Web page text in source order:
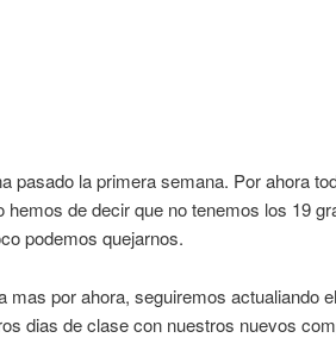
pasado la primera semana. Por ahora
hemos de decir que no tenemos los 19
podemos quejarnos.
mas por ahora, seguiremos actualiando
dias de clase con nuestros nuevos